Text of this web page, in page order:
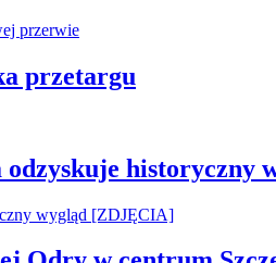
przetargu
odzyskuje historyczny